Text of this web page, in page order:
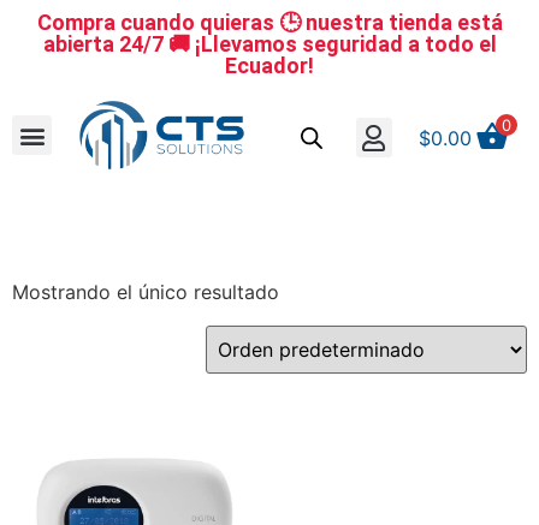
Compra cuando quieras 🕒 nuestra tienda está
abierta 24/7 🚚 ¡Llevamos seguridad a todo el
Ecuador!
$0.00
0
Mostrando el único resultado